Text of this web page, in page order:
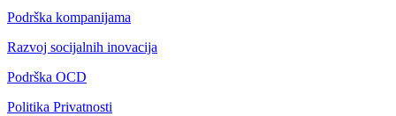
Podrška kompanijama
Razvoj socijalnih inovacija
Podrška OCD
Politika Privatnosti